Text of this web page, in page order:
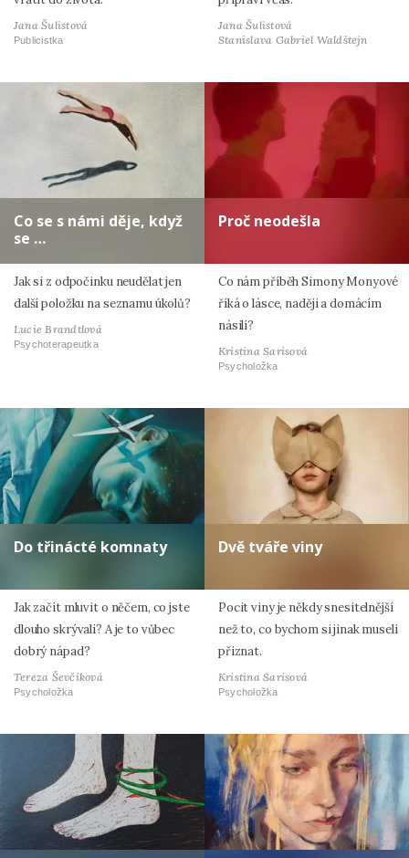
Jana Šulistová
Publicistka
Jana Šulistová
Stanislava Gabriel Waldštejn
Co se s námi děje, když
se …
Jak si z odpočinku neudělat jen
další položku na seznamu úkolů?
Lucie Brandtlová
Psychoterapeutka
Proč neodešla
Co nám příběh Simony Monyové
říká o lásce, naději a domácím
násilí?
Kristina Sarisová
Psycholožka
Do třinácté komnaty
Jak začít mluvit o něčem, co jste
dlouho skrývali? A je to vůbec
dobrý nápad?
Tereza Ševčíková
Psycholožka
Dvě tváře viny
Pocit viny je někdy snesitelnější
než to, co bychom si jinak museli
přiznat.
Kristina Sarisová
Psycholožka